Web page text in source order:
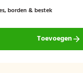
borden & bestek
Toevoegen